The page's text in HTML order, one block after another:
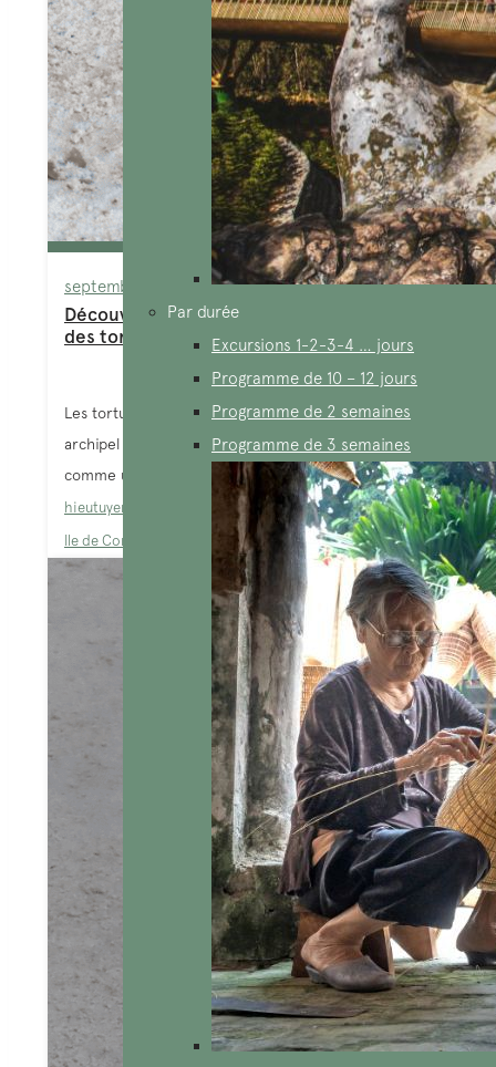
Par durée
Excursions 1-2-3-4 … jours
Programme de 10 – 12 jours
Programme de 2 semaines
Programme de 3 semaines
septembre 4, 2025
Découvrir un voyage unique sur les traces
des tortues à Con Dao, Vietnam
Les tortues à Con Dao font la réputation de cet
archipel situé au sud-est du Vietnam. Souvent décrit
comme un...
hieutuyen Circuit au Vietnam Guide de voyage Vietnam
Ile de Con Dao
Station balnéaire Vietnam